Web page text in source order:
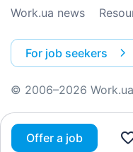
Offer a job
Work.ua news
For job seekers
© 2006–2026